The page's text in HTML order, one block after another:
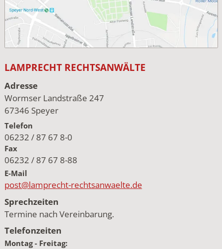
LAMPRECHT RECHTSANWÄLTE
Adresse
Wormser Landstraße 247
67346 Speyer
Telefon
06232 / 87 67 8-0
Fax
06232 / 87 67 8-88
E-Mail
post@lamprecht-rechtsanwaelte.de
Sprechzeiten
Termine nach Vereinbarung.
Telefonzeiten
Montag - Freitag: